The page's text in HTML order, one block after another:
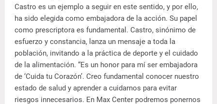
Castro es un ejemplo a seguir en este sentido, y por ello,
ha sido elegida como embajadora de la acción. Su papel
como prescriptora es fundamental. Castro, sinónimo de
esfuerzo y constancia, lanza un mensaje a toda la
población, invitando a la práctica de deporte y el cuidado
de la alimentación. “Es un honor para mí ser embajadora
de ‘Cuida tu Corazón’. Creo fundamental conocer nuestro
estado de salud y aprender a cuidarnos para evitar
riesgos innecesarios. En Max Center podremos ponernos